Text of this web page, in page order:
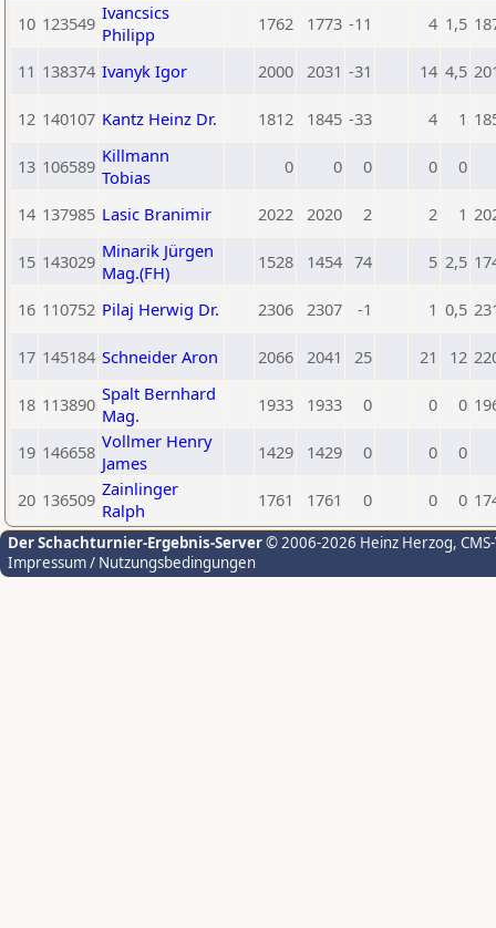
10 123549 Ivancsics
Philipp
1762 1773 -11 4 1,5
11 138374 Ivanyk Igor 2000 2031 -31 14 4,5
12 140107 Kantz Heinz Dr. 1812 1845 -33 4 1
13 106589 Killmann
Tobias
0 0 0 0 0
14 137985 Lasic Branimir 2022 2020 2 2 1
15 143029 Minarik Jürgen
Mag.(FH)
1528 1454 74 5 2,5
16 110752 Pilaj Herwig Dr. 2306 2307 -1 1 0,5
17 145184 Schneider Aron 2066 2041 25 21 12
18 113890 Spalt Bernhard
Mag.
1933 1933 0 0 0
19 146658 Vollmer Henry
James
1429 1429 0 0 0
20 136509 Zainlinger
Ralph
1761 1761 0 0 0
Der Schachturnier-Ergebnis-Server© 2006-2026 Heinz Herzog,
Impressum / Nutzungsbedingungen